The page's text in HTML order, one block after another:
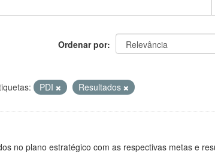
Ordenar por
PDI Resultados
no plano estratégico com as respectivas metas e